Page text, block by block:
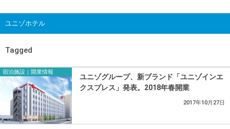
ユニゾホテル
Tagged
宿泊施設｜開業情報
ユニゾグループ、新ブランド「ユニゾインエ
クスプレス」発表。2018年春開業
2017年10月27日